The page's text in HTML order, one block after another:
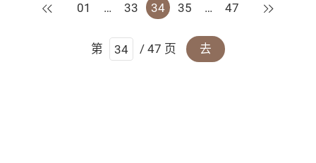
上一页
01 … 33 34 35 … 47 下一页
第 / 47 页 去